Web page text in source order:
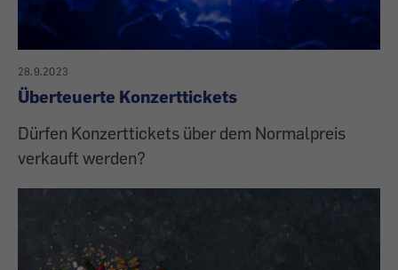
28.9.2023
Überteuerte Konzerttickets
Dürfen Konzerttickets über dem Normalpreis
verkauft werden?